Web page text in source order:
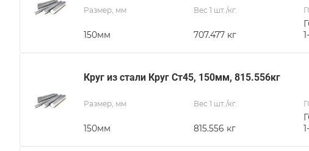
Размер, мм
150мм
Вес 1 шт./кг.
707.477 кг
Круг из стали Круг Ст45, 150мм, 815.556кг
Размер, мм
150мм
Вес 1 шт./кг.
815.556 кг